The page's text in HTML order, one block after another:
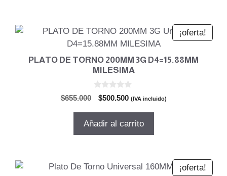
¡oferta!
PLATO DE TORNO 200MM 3G D4=15.88MM
MILESIMA
$655.000
El
original
$500.500El
actual
(IVA incluido)
Añadir al carrito
¡oferta!